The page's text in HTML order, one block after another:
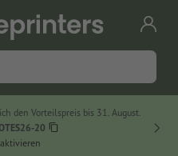
den Vorteilspreis bis 31. August.
20